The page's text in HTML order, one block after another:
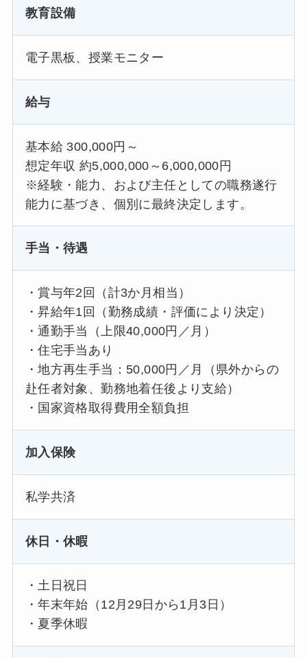
教育設備
電子黒板、授業モニター
給与
基本給 300,000円～
想定年収 約5,000,000～6,000,000円
※経験・能力、および主任としての職務遂行
能力に基づき、個別に最終決定します。
手当・待遇
・賞与年2回（計3か月相当）
・昇給年1回（勤務成績・評価により決定）
・通勤手当（上限40,000円／月）
・住宅手当あり
・地方再生手当：50,000円／月（県外からの
赴任者対象、勤務地着任後より支給）
・国家資格取得費用全額負担
加入保険
私学共済
休日・休暇
・土日祝日
・年末年始（12月29日から1月3日）
・夏季休暇